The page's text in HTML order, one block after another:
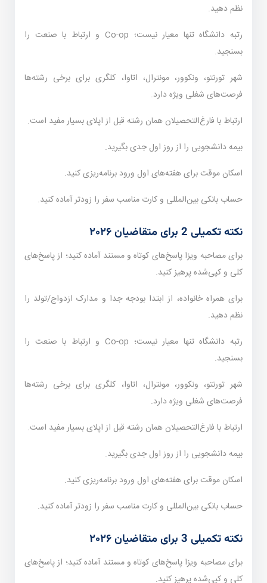
نظم دهید.
رتبه دانشگاه تنها معیار نیست؛ Co-op و ارتباط با صنعت را
بسنجید.
شهر تورنتو، ونکوور، مونترال، اتاوا، کلگری برای برخی رشته‌ها
فرصت‌های شغلی ویژه دارد.
ارتباط با فارغ‌التحصیلان همان رشته قبل از اپلای بسیار مفید است.
بیمه دانشجویی را از روز اول جدی بگیرید.
اسکان موقت برای هفته‌های اول ورود برنامه‌ریزی کنید.
حساب بانکی بین‌المللی و کارت مناسب سفر را زودتر آماده کنید.
نکته تکمیلی 2 برای متقاضیان ۲۰۲۶
برای مصاحبه ویزا پاسخ‌های کوتاه و مستند آماده کنید؛ از پاسخ‌های
کلی و کپی‌شده پرهیز کنید.
برای همراه خانواده، از ابتدا بودجه جدا و مدارک ازدواج/تولد را
نظم دهید.
رتبه دانشگاه تنها معیار نیست؛ Co-op و ارتباط با صنعت را
بسنجید.
شهر تورنتو، ونکوور، مونترال، اتاوا، کلگری برای برخی رشته‌ها
فرصت‌های شغلی ویژه دارد.
ارتباط با فارغ‌التحصیلان همان رشته قبل از اپلای بسیار مفید است.
بیمه دانشجویی را از روز اول جدی بگیرید.
اسکان موقت برای هفته‌های اول ورود برنامه‌ریزی کنید.
حساب بانکی بین‌المللی و کارت مناسب سفر را زودتر آماده کنید.
نکته تکمیلی 3 برای متقاضیان ۲۰۲۶
برای مصاحبه ویزا پاسخ‌های کوتاه و مستند آماده کنید؛ از پاسخ‌های
کلی و کپی‌شده پرهیز کنید.